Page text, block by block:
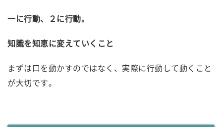
一に行動、２に行動。
知識を知恵に変えていくこと
まずは口を動かすのではなく、実際に行動して動くこと
が大切です。